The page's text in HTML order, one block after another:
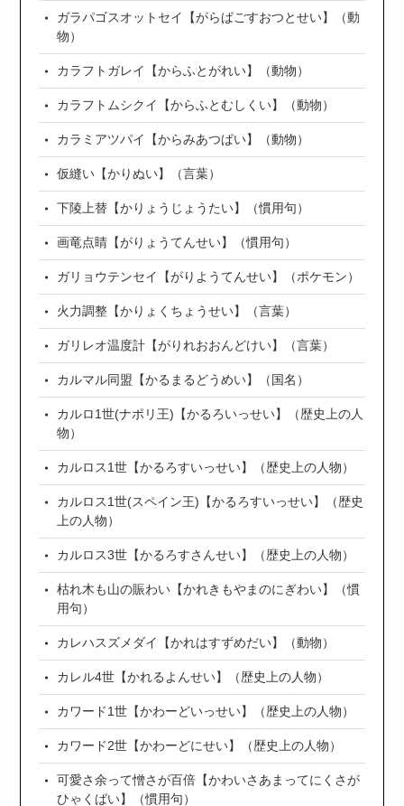
ガラパゴスオットセイ【がらぱごすおつとせい】（動
物）
カラフトガレイ【からふとがれい】（動物）
カラフトムシクイ【からふとむしくい】（動物）
カラミアツパイ【からみあつぱい】（動物）
仮縫い【かりぬい】（言葉）
下陵上替【かりょうじょうたい】（慣用句）
画竜点睛【がりょうてんせい】（慣用句）
ガリョウテンセイ【がりようてんせい】（ポケモン）
火力調整【かりょくちょうせい】（言葉）
ガリレオ温度計【がりれおおんどけい】（言葉）
カルマル同盟【かるまるどうめい】（国名）
カルロ1世(ナポリ王)【かるろいっせい】（歴史上の人
物）
カルロス1世【かるろすいっせい】（歴史上の人物）
カルロス1世(スペイン王)【かるろすいっせい】（歴史
上の人物）
カルロス3世【かるろすさんせい】（歴史上の人物）
枯れ木も山の賑わい【かれきもやまのにぎわい】（慣
用句）
カレハスズメダイ【かれはすずめだい】（動物）
カレル4世【かれるよんせい】（歴史上の人物）
カワード1世【かわーどいっせい】（歴史上の人物）
カワード2世【かわーどにせい】（歴史上の人物）
可愛さ余って憎さが百倍【かわいさあまってにくさが
ひゃくばい】（慣用句）